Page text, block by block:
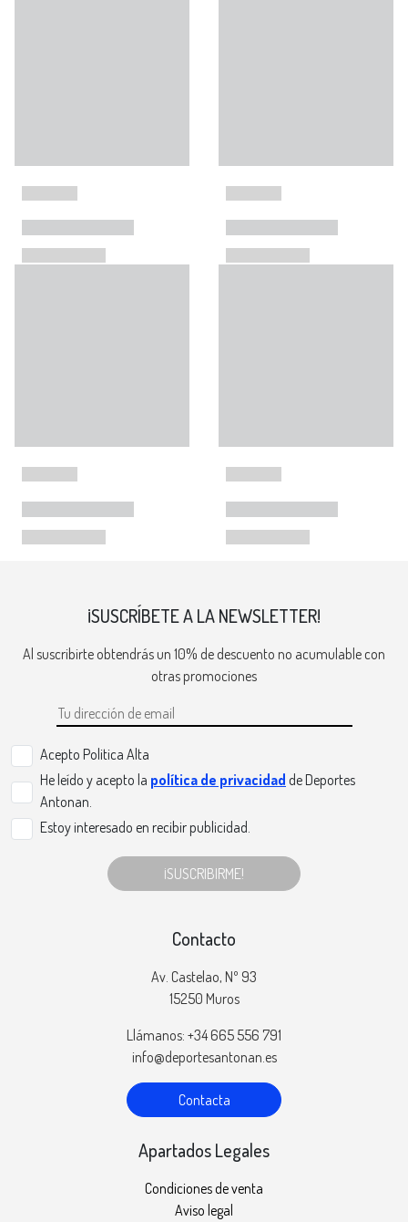
¡SUSCRÍBETE A LA NEWSLETTER!
Al suscribirte obtendrás un 10% de descuento no acumulable con
otras promociones
Acepto Politica Alta
He leído y acepto la política de privacidad de Deportes
Antonan.
Estoy interesado en recibir publicidad.
¡SUSCRIBIRME!
Contacto
Av. Castelao, Nº 93
15250 Muros
Llámanos: +34 665 556 791
info@deportesantonan.es
Contacta
Apartados Legales
Condiciones de venta
Aviso legal